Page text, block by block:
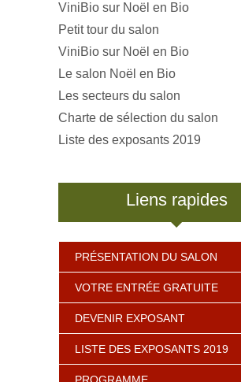
ViniBio sur Noël en Bio
Petit tour du salon
ViniBio sur Noël en Bio
Le salon Noël en Bio
Les secteurs du salon
Charte de sélection du salon
Liste des exposants 2019
Liens rapides
PRÉSENTATION DU SALON
VOTRE ENTRÉE GRATUITE
DEVENIR EXPOSANT
LISTE DES EXPOSANTS 2019